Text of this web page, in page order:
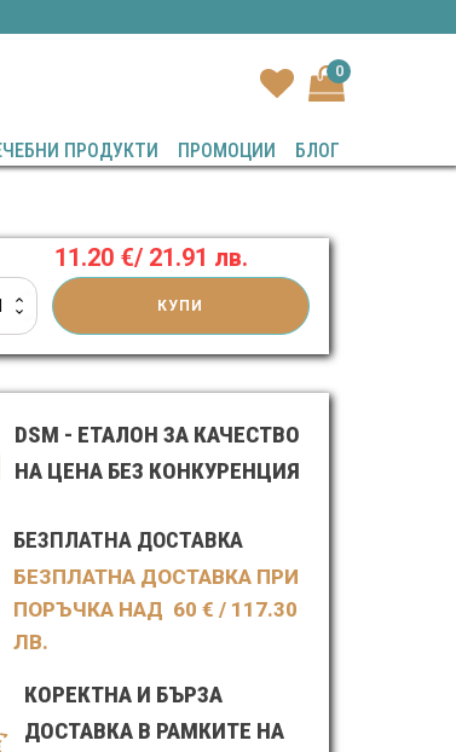
0
ПРОДУКТИ ПРОМОЦИИ БЛОГ
11.20 €/ 21.91 лв.
КУПИ
DSM - ЕТАЛОН ЗА КАЧЕСТВО
НА ЦЕНА БЕЗ КОНКУРЕНЦИЯ
БЕЗПЛАТНА ДОСТАВКА
БЕЗПЛАТНА ДОСТАВКА ПРИ
ПОРЪЧКА НАД 60 € / 117.30
ЛВ.
КОРЕКТНА И БЪРЗА
ДОСТАВКА В РАМКИТЕ НА